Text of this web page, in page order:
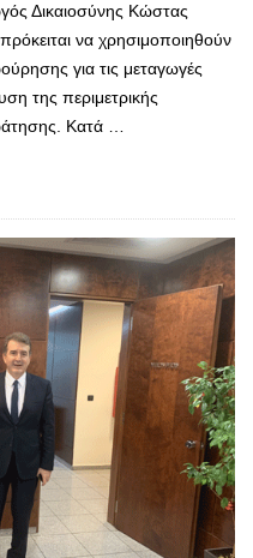
Δικαιοσύνης Κώστας
να χρησιμοποιηθούν
για τις μεταγωγές
της περιμετρικής
Κατά …